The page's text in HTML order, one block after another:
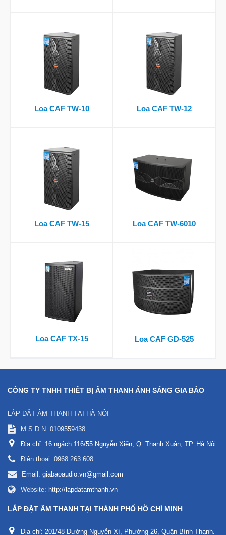
Loa CAF TW-10 Loa CAF TW-12
Loa CAF TW-15 Loa CAF TW-6010
Loa CAF TX-15 Loa CAF GD-525
CÔNG TY TNHH THIẾT BỊ ÂM THANH ÁNH SÁNG GIA BẢO
LẮP ĐẶT ÂM THANH TẠI HÀ NỘI
M.S.D.N: 0109559438
Địa chỉ: 16 ngách 116/55 Nguyễn Xiển, Q. Thanh Xuân, TP. Hà Nội
Điện thoại: 0968 263 608
Email: giabaoaudio.vn@gmail.com
Website: http://lapdatamthanh.vn
LẮP ĐẶT ÂM THANH TẠI THÀNH PHỐ HỒ CHÍ MINH
Địa chỉ: 201/48 Đường Nguyễn Xí, Phường 26, Quận Bình Thạnh.